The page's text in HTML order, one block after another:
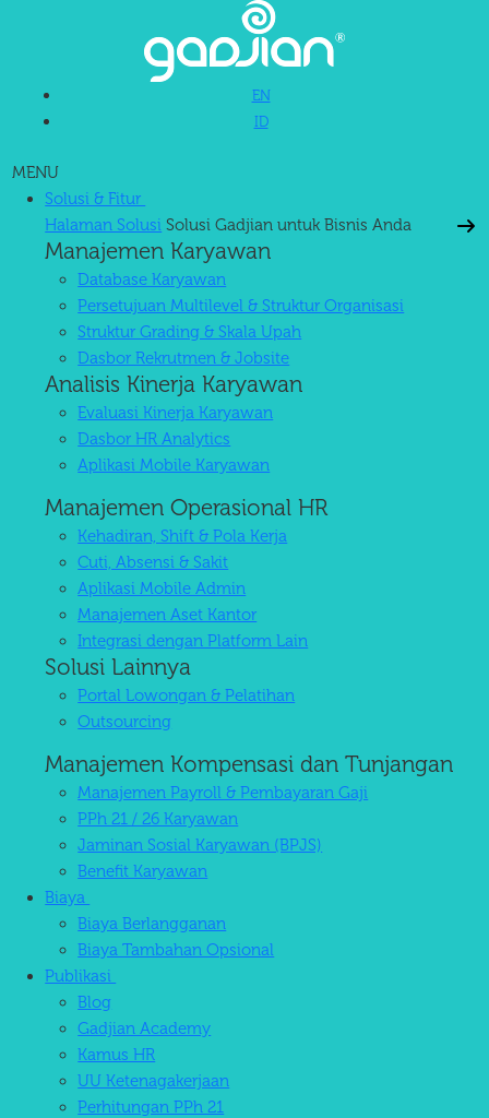
EN
ID
MENU
Solusi & Fitur
Halaman Solusi Solusi Gadjian untuk Bisnis Anda
Manajemen Karyawan
Database Karyawan
Persetujuan Multilevel & Struktur Organisasi
Struktur Grading & Skala Upah
Dasbor Rekrutmen & Jobsite
Analisis Kinerja Karyawan
Evaluasi Kinerja Karyawan
Dasbor HR Analytics
Aplikasi Mobile Karyawan
Manajemen Operasional HR
Kehadiran, Shift & Pola Kerja
Cuti, Absensi & Sakit
Aplikasi Mobile Admin
Manajemen Aset Kantor
Integrasi dengan Platform Lain
Solusi Lainnya
Portal Lowongan & Pelatihan
Outsourcing
Manajemen Kompensasi dan Tunjangan
Manajemen Payroll & Pembayaran Gaji
PPh 21 / 26 Karyawan
Jaminan Sosial Karyawan (BPJS)
Benefit Karyawan
Biaya
Biaya Berlangganan
Biaya Tambahan Opsional
Publikasi
Blog
Gadjian Academy
Kamus HR
UU Ketenagakerjaan
Perhitungan PPh 21